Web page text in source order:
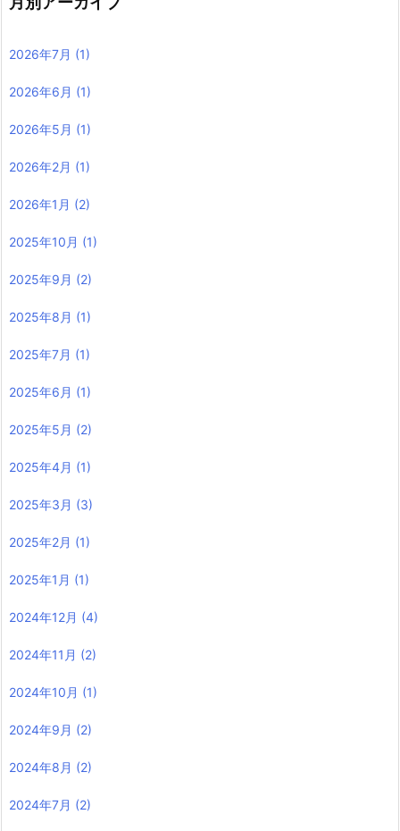
2026年7月 (1)
2026年6月 (1)
2026年5月 (1)
2026年2月 (1)
2026年1月 (2)
2025年10月 (1)
2025年9月 (2)
2025年8月 (1)
2025年7月 (1)
2025年6月 (1)
2025年5月 (2)
2025年4月 (1)
2025年3月 (3)
2025年2月 (1)
2025年1月 (1)
2024年12月 (4)
2024年11月 (2)
2024年10月 (1)
2024年9月 (2)
2024年8月 (2)
2024年7月 (2)